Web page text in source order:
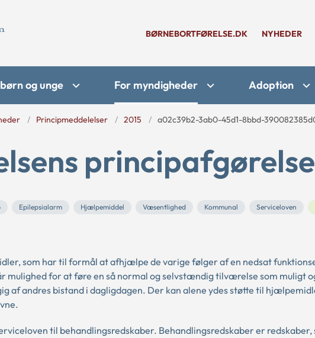
BØRNEBORTFØRELSE.DK NYHEDER
og unge For myndigheder Adoption
Principmeddelelser 2015 a02c39b2-3ab0-45d1-8bbd-
principafgørelse
Epilepsialarm Hjælpemiddel Væsentlighed Kommunal Serviceloven
som har til formål at afhjælpe de varige følger af en nedsat
mulighed for at føre en så normal og selvstændig tilværelse som muligt
af andres bistand i dagligdagen. Der kan alene ydes støtte til
til behandlingsredskaber. Behandlingsredskaber er